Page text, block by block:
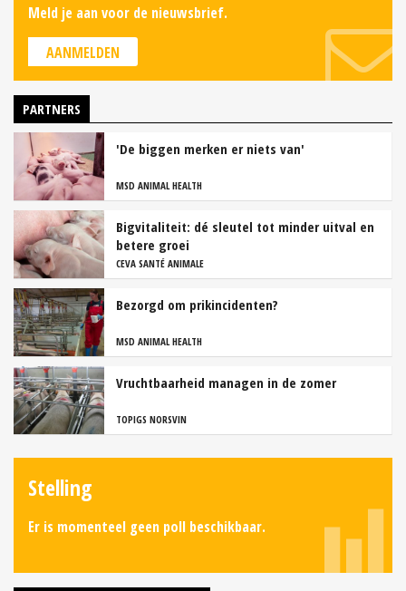
Meld je aan voor de nieuwsbrief.
AANMELDEN
PARTNERS
'De biggen merken er niets van'
MSD ANIMAL HEALTH
Bigvitaliteit: dé sleutel tot minder uitval en
betere groei
CEVA SANTÉ ANIMALE
Bezorgd om prikincidenten?
MSD ANIMAL HEALTH
Vruchtbaarheid managen in de zomer
TOPIGS NORSVIN
Stelling
Er is momenteel geen poll beschikbaar.